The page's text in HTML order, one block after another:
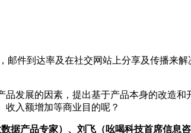
件到达率及在社交网站上分享及传播来
发展的因素，提出基于产品本身的改造
收入额增加等商业目的呢？
据产品专家）、刘飞（吆喝科技首席信息